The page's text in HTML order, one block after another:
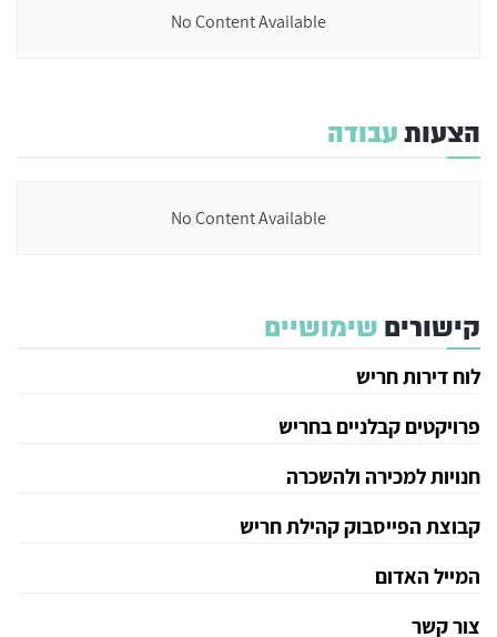
No Content Available
הצעותעבודה
No Content Available
קישורים שימושיים
לוח דירות חריש
פרויקטים קבלניים בחריש
חנויות למכירה ולהשכרה
קבוצת הפייסבוק קהילת חריש
המייל האדום
צור קשר